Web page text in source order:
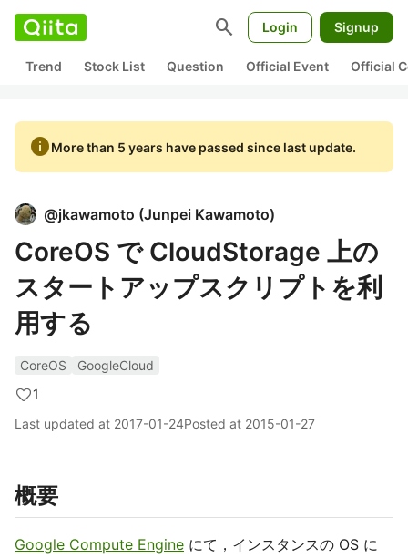
search Login Signup
Trend Stock List Question Official Event Official
infoMore than 5 years have passed since last update.
@jkawamoto (Junpei Kawamoto)
CoreOS で CloudStorage 上の
スタートアップスクリプトを利
用する
CoreOS
GoogleCloud
1
Last updated at 2017-01-24Posted at 2015-01-27
概要
Google Compute Engine にて，インスタンスの OS に